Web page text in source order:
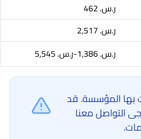
ر.س.‏ 462
ر.س.‏ 2,517
ر.س.‏ 1,386-ر.س.‏ 5,545
بها المؤسسة. قد
التواصل معنا